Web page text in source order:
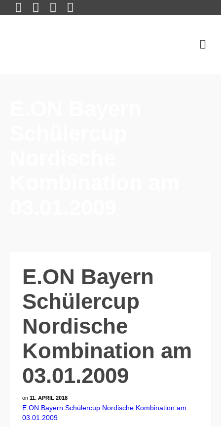
E.ON Bayern
Schülercup
Nordische
Kombination am
03.01.2009
on 11. APRIL 2018
E.ON Bayern Schülercup Nordische Kombination am
03.01.2009